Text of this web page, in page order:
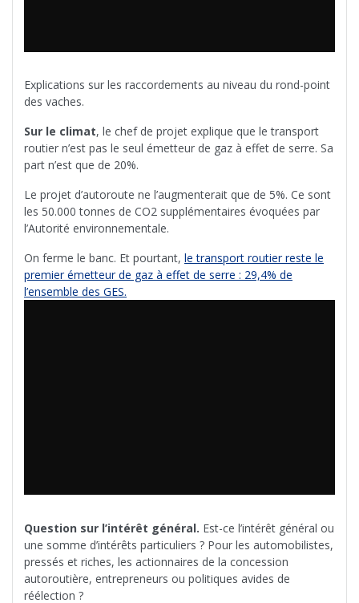
Explications sur les raccordements au niveau du rond-point
des vaches.
Sur le climat, le chef de projet explique que le transport
routier n’est pas le seul émetteur de gaz à effet de serre. Sa
part n’est que de 20%.
Le projet d’autoroute ne l’augmenterait que de 5%. Ce sont
les 50.000 tonnes de CO2 supplémentaires évoquées par
l’Autorité environnementale.
On ferme le banc. Et pourtant, le transport routier reste le
premier émetteur de gaz à effet de serre : 29,4% de
l’ensemble des GES.
Question sur l’intérêt général. Est-ce l’intérêt général ou
une somme d’intérêts particuliers ? Pour les automobilistes,
pressés et riches, les actionnaires de la concession
autoroutière, entrepreneurs ou politiques avides de
réélection ?